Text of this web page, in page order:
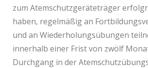
zum Atemschutzgeräteträger
haben, regelmäßig an
und an Wiederholungsübungen
innerhalb einer Frist von zwölf
Durchgang in der